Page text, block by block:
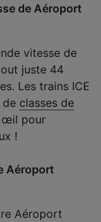
de Aéroport
vitesse de
juste 44
Les trains ICE
de classes de
œil pour
!
Aéroport
Aéroport